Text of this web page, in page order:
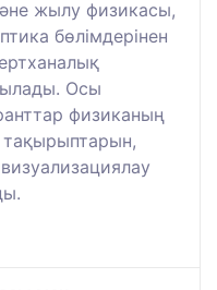
жылу физикасы,
бөлімдерінен
Осы
физиканың
тақырыптарын,